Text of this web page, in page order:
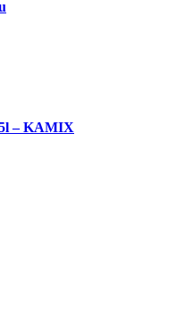
– KAMIX